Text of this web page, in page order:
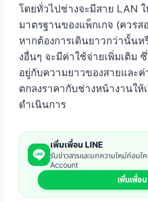
โดยทั่วไปช่างจะมีสาย LAN
มาตรฐานของแพ็กเกจ (ควร
หากต้องการเดินยาวกว่านั้นห
งอื่นๆ จะมีค่าใช้จ่ายเพิ่มเติม
อยู่กับความยาวของสายและ
ตกลงราคากับช่างหน้างานให้
ดำเนินการ
เพิ่มเพื่อน LINE
รับข่าวสารและบทความใหม่ก่อน
Account
เพิ่มเพื่อน